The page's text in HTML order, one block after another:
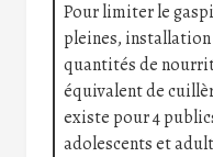
Pour limiter le
pleines, installation
quantités de
équivalent de
existe pour 4
adolescents et